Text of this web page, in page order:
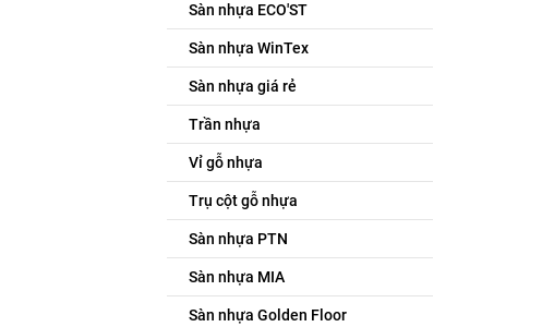
Sàn nhựa ECO'ST
Sàn nhựa WinTex
Sàn nhựa giá rẻ
Trần nhựa
Vỉ gỗ nhựa
Trụ cột gỗ nhựa
Sàn nhựa PTN
Sàn nhựa MIA
Sàn nhựa Golden Floor